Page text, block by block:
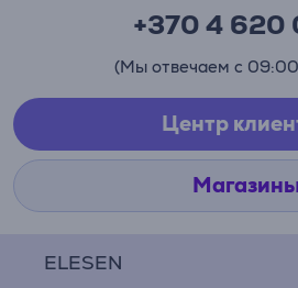
ELESEN
+370 4 620
(Мы отвечаем с
Центр